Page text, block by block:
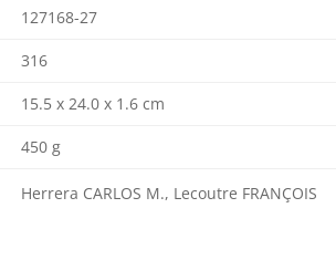
127168-27
316
15.5 x 24.0 x 1.6 cm
450 g
Herrera CARLOS M., Lecoutre FRANÇOIS